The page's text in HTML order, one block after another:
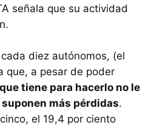
señala que su actividad
diez autónomos, (el
que, a pesar de poder
tiene para hacerlo no le
más pérdidas.
el 19,4 por ciento